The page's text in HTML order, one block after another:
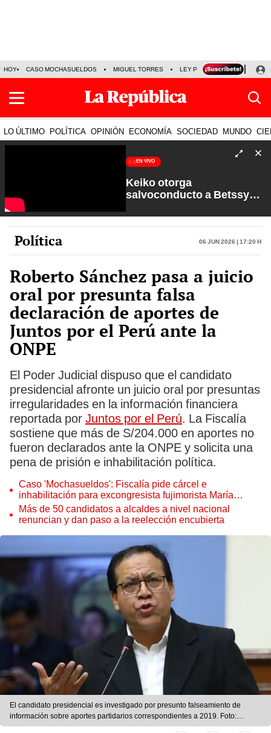
HOY CASO MOCHASUELDOS MIGUEL TORRES LEY PULPÍN PRECIO DEL
LO ÚLTIMO POLÍTICA OPINIÓN ECONOMÍA SOCIEDAD MUNDO
EN VIVO
Keiko otorga
salvoconducto a Betssy
Petroperú | Sin Guion con
Rosa María Palacios
Política 06 Jun 2026 | 17:20 h
Roberto Sánchez pasa a juicio
oral por presunta falsa
declaración de aportes de
Juntos por el Perú ante la
ONPE
El Poder Judicial dispuso que el candidato
presidencial afronte un juicio oral por presuntas
irregularidades en la información financiera
reportada por Juntos por el Perú. La Fiscalía
sostiene que más de S/204.000 en aportes no
fueron declarados ante la ONPE y solicita una
pena de prisión e inhabilitación política.
Caso 'Mochasueldos': Fiscalía pide cárcel e
inhabilitación para excongresista fujimorista María
Cordero Jon Tay
Más de 50 candidatos a alcaldes a nivel nacional
renuncian y dan paso a la reelección encubierta
El candidato presidencial es investigado por presunto falseamiento de
información sobre aportes partidarios correspondientes a 2019. Foto:
difusión | Difusión